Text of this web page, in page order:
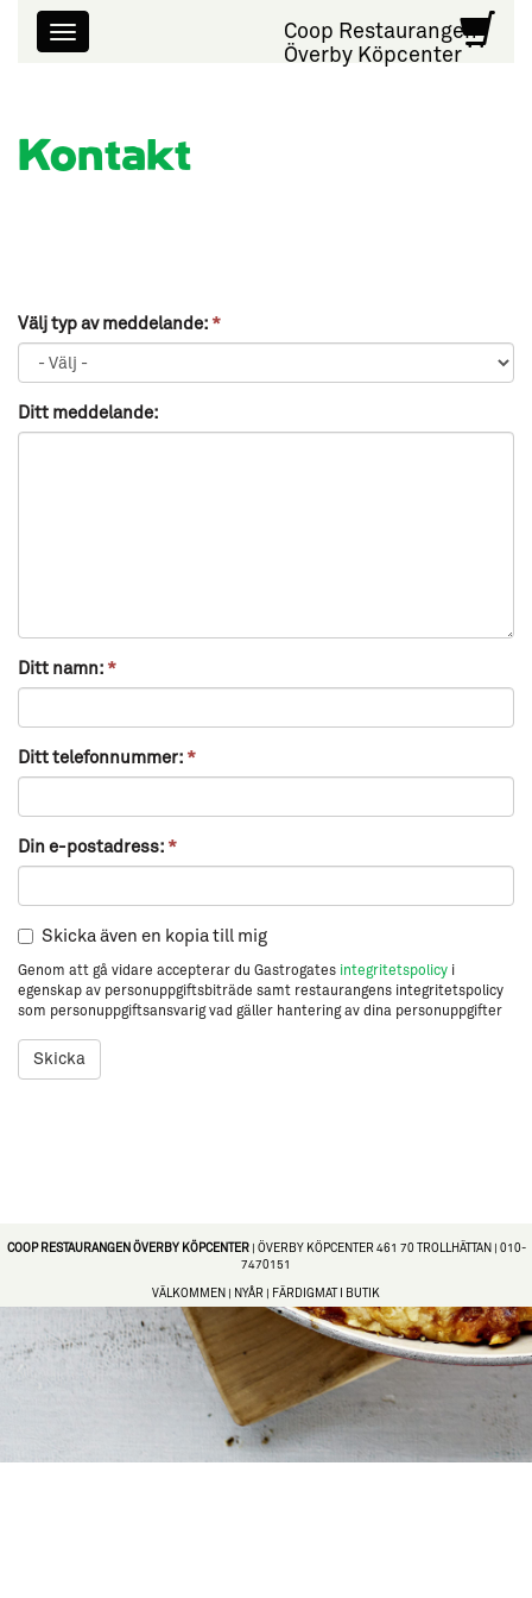
Coop Restaurangen
Överby Köpcenter
Kontakt
Välj typ av meddelande: *
Ditt meddelande:
Ditt namn: *
Ditt telefonnummer: *
Din e-postadress: *
Skicka även en kopia till mig
Genom att gå vidare accepterar du Gastrogates integritetspolicy i
egenskap av personuppgiftsbiträde samt restaurangens integritetspolicy
som personuppgiftsansvarig vad gäller hantering av dina personuppgifter
Skicka
COOP RESTAURANGEN ÖVERBY KÖPCENTER | ÖVERBY KÖPCENTER 461 70 TROLLHÄTTAN | 010-
7470151
VÄLKOMMEN | NYÅR | FÄRDIGMAT I BUTIK